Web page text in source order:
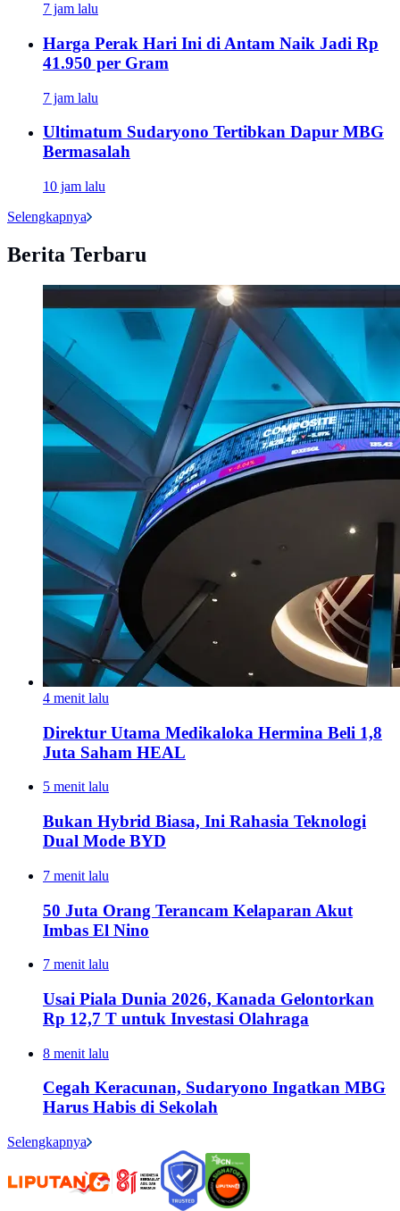
7 jam lalu
Harga Perak Hari Ini di Antam Naik Jadi Rp
41.950 per Gram
7 jam lalu
Ultimatum Sudaryono Tertibkan Dapur MBG
Bermasalah
10 jam lalu
Selengkapnya
Berita Terbaru
4 menit lalu
Direktur Utama Medikaloka Hermina Beli 1,8
Juta Saham HEAL
5 menit lalu
Bukan Hybrid Biasa, Ini Rahasia Teknologi
Dual Mode BYD
7 menit lalu
50 Juta Orang Terancam Kelaparan Akut
Imbas El Nino
7 menit lalu
Usai Piala Dunia 2026, Kanada Gelontorkan
Rp 12,7 T untuk Investasi Olahraga
8 menit lalu
Cegah Keracunan, Sudaryono Ingatkan MBG
Harus Habis di Sekolah
Selengkapnya